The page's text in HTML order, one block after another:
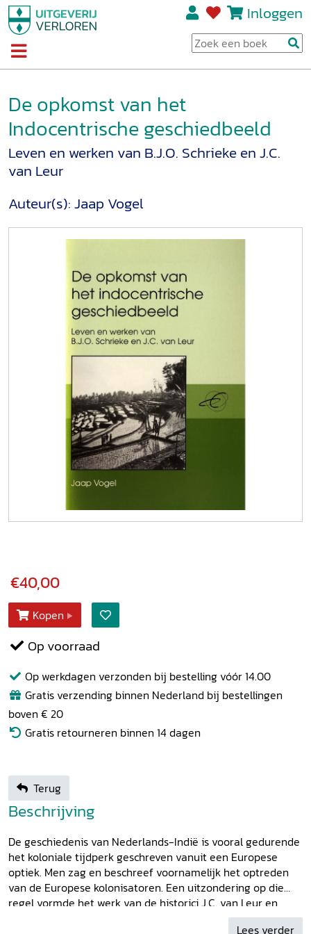
Inloggen
De opkomst van het
Indocentrische geschiedbeeld
Leven en werken van B.J.O. Schrieke en J.C.
van Leur
Auteur(s):Jaap Vogel
€40,00
Kopen
Op voorraad
Op werkdagen verzonden bij bestelling vóór 14.00
Gratis verzending binnen Nederland bij bestellingen
boven € 20
Gratis retourneren binnen 14 dagen
Terug
Beschrijving
De geschiedenis van Nederlands-Indië is vooral gedurende
het koloniale tijdperk geschreven vanuit een Europese
optiek. Men zag en beschreef voornamelijk het optreden
van de Europese kolonisatoren. Een uitzondering op die
regel vormde het werk van de historici J.C. van Leur en
B.J.O. Schrieke. Zij legden het fundament voor wat na de
Lees verder